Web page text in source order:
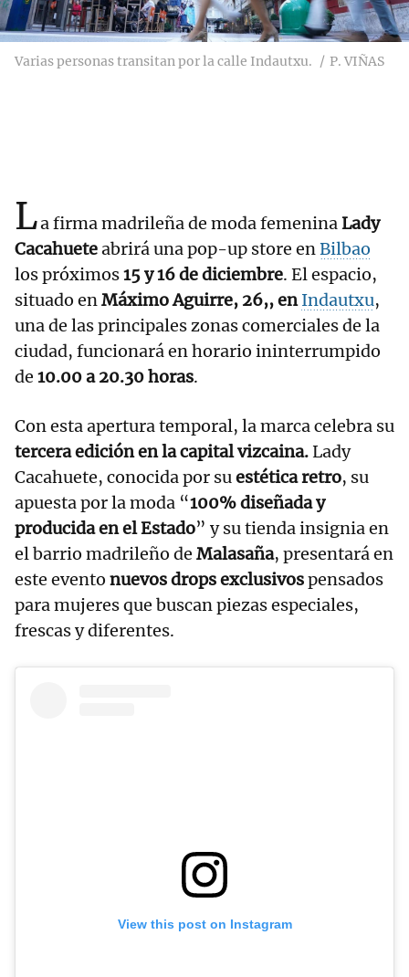
Varias personas transitan por la calle Indautxu. P. VIÑAS
La firma madrileña de moda femeninaLady
Cacahueteabrirá una pop-up store enBilbao
los próximos15 y 16 de diciembre. El espacio,
situado enMáximo Aguirre, 26,, enIndautxu,
una de las principales zonas comerciales de la
ciudad, funcionará en horario ininterrumpido
de 10.00 a 20.30 horas.
Con esta apertura temporal, la marca celebra su
tercera edición en la capital vizcaina.Lady
Cacahuete, conocida por suestética retro, su
apuesta por la moda “100% diseñada y
producida en el Estado” y su tienda insignia en
el barrio madrileño de Malasaña, presentará en
este evento nuevos drops exclusivospensados
para mujeres que buscan piezas especiales,
frescas y diferentes.
View this post on Instagram